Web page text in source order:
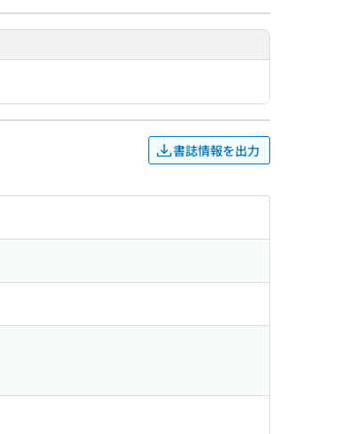
書誌情報を出力